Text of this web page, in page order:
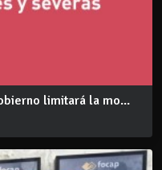
limitará la mo...